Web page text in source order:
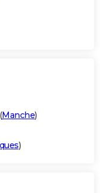
(Manche)
)